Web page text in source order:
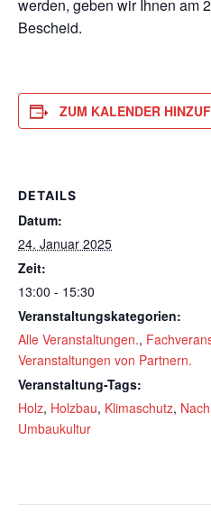
werden, geben wir Ihnen am
Bescheid.
ZUM KALENDER
DETAILS
Datum:
24. Januar 2025
Zeit:
13:00 - 15:30
Veranstaltungskategorien:
Alle Veranstaltungen.,
Veranstaltungen von Partnern.
Veranstaltung-Tags:
Holz, Holzbau, Klimaschutz,
Umbaukultur